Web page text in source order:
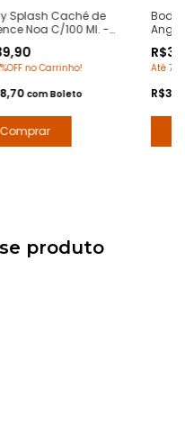
Splash Caché de
Noa C/100 Ml. -
Colônia Desodorante
- Arte 1 Perfumes
no Carrinho!
comBoleto
Body
Angel
Até
produto